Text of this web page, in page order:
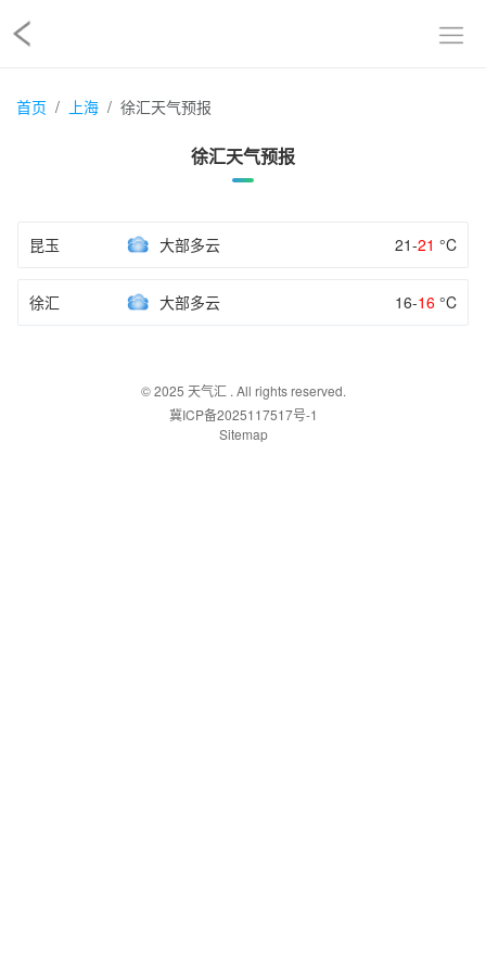
首页 上海 徐汇天气预报
徐汇天气预报
昆玉 大部多云 21-21 °C
徐汇 大部多云 16-16 °C
© 2025 天气汇. All rights reserved.
冀ICP备2025117517号-1
Sitemap